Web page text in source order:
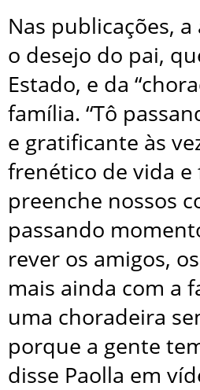
Nas publicações,
o desejo do pai,
Estado, e da
família. “Tô
e gratificante às
frenético de vida e
preenche nossos
passando
rever os amigos,
mais ainda com a
uma choradeira
porque a gente
disse Paolla em